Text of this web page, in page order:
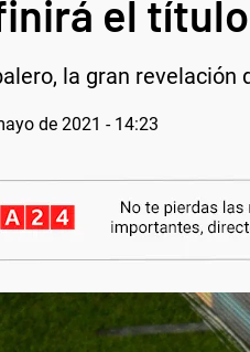
el
la gran
de 2021 - 14:23